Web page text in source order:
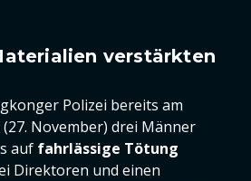
verstärkten
Polizei bereits am
November) drei Männer
auf fahrlässige Tötung
Direktoren und einen